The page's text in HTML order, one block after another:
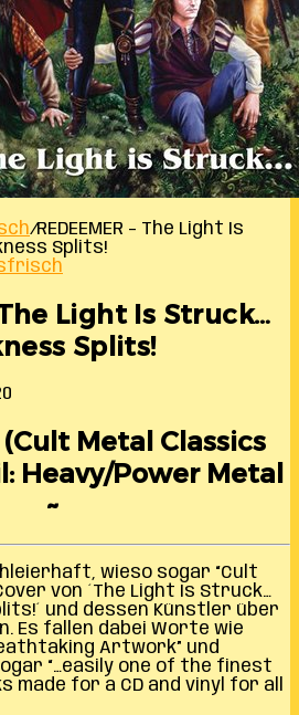
/REDEEMER – The Light Is
Splits!
The Light Is Struck…
Splits!
(Cult Metal Classics
Heavy/Power Metal
~
wieso sogar “Cult
von ´The Light Is Struck…
und dessen Künstler über
Es fallen dabei Worte wie
Artwork” und
“…easily one of the finest
for a CD and vinyl for all